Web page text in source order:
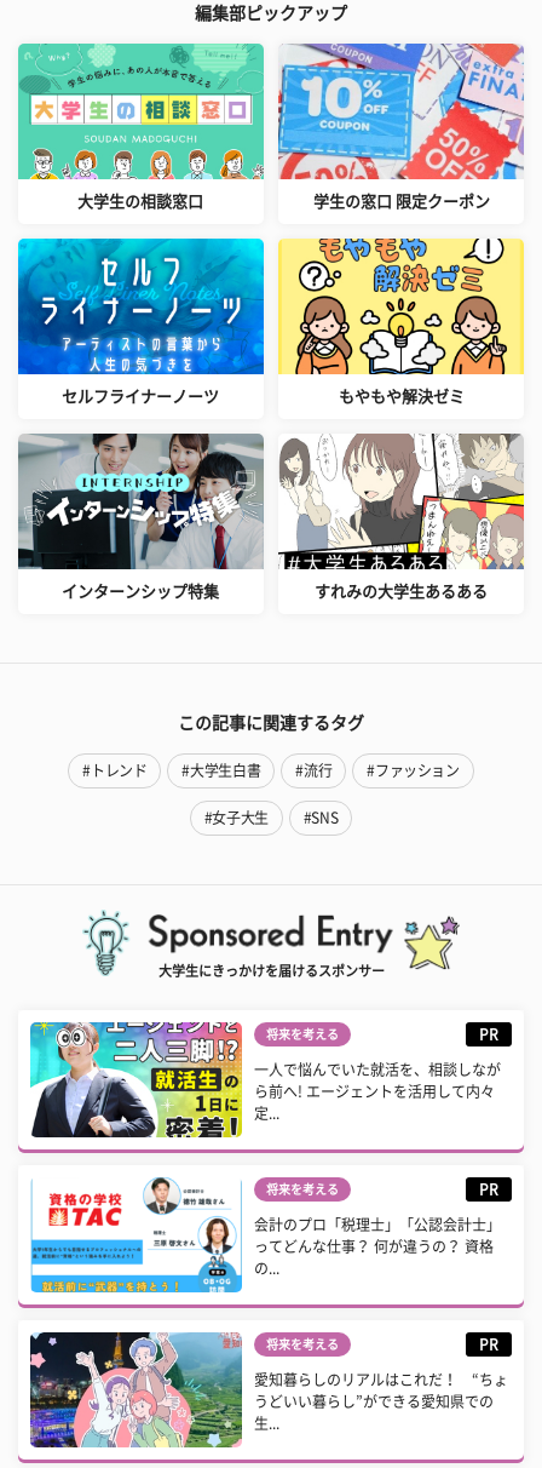
編集部ピックアップ
大学生の相談窓口 学生の窓口 限定クーポン
セルフライナーノーツ もやもや解決ゼミ
インターンシップ特集 すれみの大学生あるある
この記事に関連するタグ
#トレンド #大学生白書 #流行 #ファッション
#女子大生 #SNS
大学生にきっかけを届けるスポンサー
将来を考える PR
一人で悩んでいた就活を、相談しなが
ら前へ! エージェントを活用して内々
定...
将来を考える PR
会計のプロ「税理士」「公認会計士」
ってどんな仕事？ 何が違うの？ 資格
の...
将来を考える PR
愛知暮らしのリアルはこれだ！ “ちょ
うどいい暮らし”ができる愛知県での
生...